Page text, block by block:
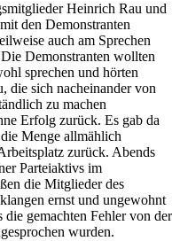
Heinrich Rau und
den Demonstranten
auch am Sprechen
Demonstranten wollten
sprechen und hörten
die sich nacheinander von
zu machen
Erfolg zurück. Es gab da
Menge allmählich
zurück. Abends
Parteiaktivs im
die Mitglieder des
ernst und ungewohnt
gemachten Fehler von der
wurden.